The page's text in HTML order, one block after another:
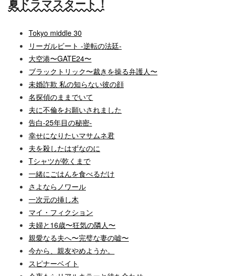
夏ドラマスタート！
Tokyo middle 30
リーガルビート -逆転の法廷-
大空港〜GATE24〜
ブラックトリック〜裁きを操る弁護人〜
未婚詐欺 私の知らない彼の顔
名探偵のままでいて
夫に不倫をお願いされました
告白-25年目の秘密-
幸せになりたいマサムネ君
夫を殺したはずなのに
Tシャツが乾くまで
一緒にごはんを食べるだけ
さよならノワール
一次元の挿し木
マイ・フィクション
夫婦と16歳〜狂気の隣人〜
親愛なる夫へ〜完璧な妻の嘘〜
今から、親友やめようか。
スピナーベイト